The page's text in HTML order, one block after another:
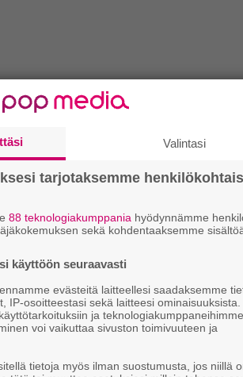
Valintasi
tarjotaksemme
88 teknologiakumppania hyödynnämme
sekä kohdentaaksemme
käyttöön seuraavasti
evästeitä laitteellesi saadaksemme
IP-osoitteestasi sekä laitteesi
ja teknologiakumppaneihimme
voi vaikuttaa sivuston toimivuuteen ja
tietoja myös ilman suostumusta, jos niillä